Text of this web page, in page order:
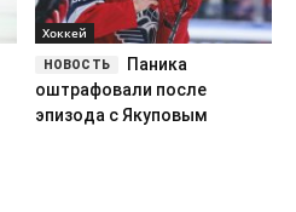
Хоккей
Паника
оштрафовали после
эпизода с Якуповым